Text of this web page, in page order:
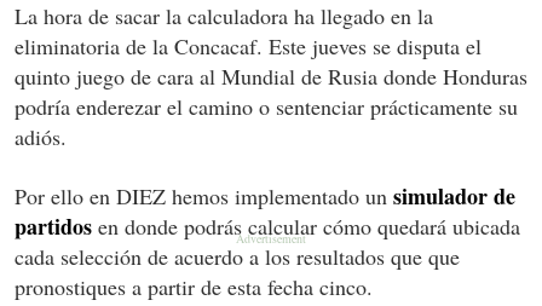
La hora de sacar la calculadora ha llegado en la
eliminatoria de la Concacaf. Este jueves se disputa el
quinto juego de cara al Mundial de Rusia donde Honduras
podría enderezar el camino o sentenciar prácticamente su
adiós.
Por ello en DIEZ hemos implementado un simulador de
partidos en donde podrás calcular cómo quedará ubicada
cada selección de acuerdo a los resultados que que
pronostiques a partir de esta fecha cinco.